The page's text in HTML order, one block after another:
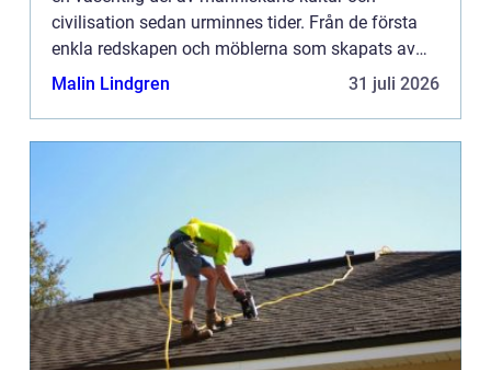
civilisation sedan urminnes tider. Från de första
enkla redskapen och möblerna som skapats av
våra förfäder till...
Malin Lindgren 31 juli 2026